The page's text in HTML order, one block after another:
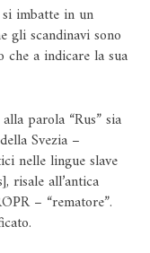
imbatte in un
gli scandinavi sono
a indicare la sua
parola “Rus” sia
Svezia –
nelle lingue slave
risale all’antica
– “rematore”.